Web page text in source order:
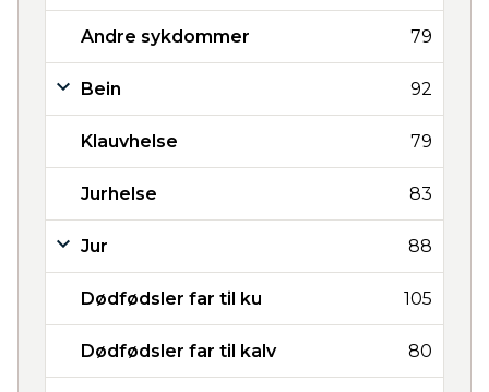
Andre sykdommer 79
Bein 92
Klauvhelse 79
Jurhelse 83
Jur 88
Dødfødsler far til ku 105
Dødfødsler far til kalv 80